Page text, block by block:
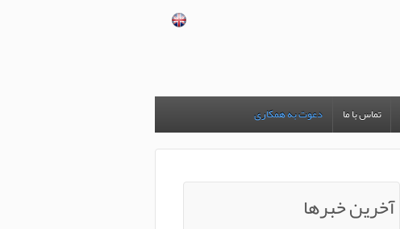
تماس با ما دعوت به همکاری
آخرین خبرها